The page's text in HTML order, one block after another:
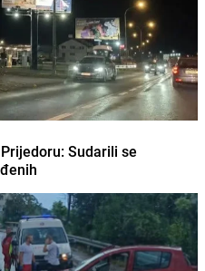
Sudarili se